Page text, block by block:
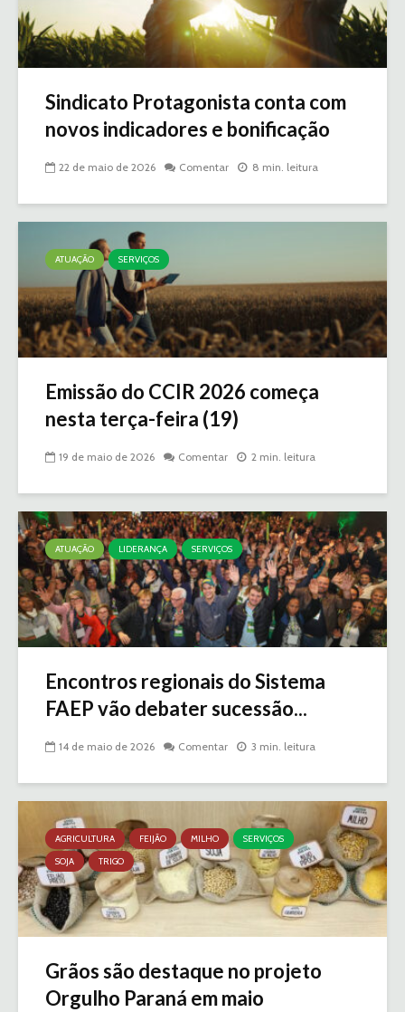
Sindicato Protagonista conta com
novos indicadores e bonificação
22 de maio de 2026 Comentar 8 min. leitura
ATUAÇÃO SERVIÇOS
Emissão do CCIR 2026 começa
nesta terça-feira (19)
19 de maio de 2026 Comentar 2 min. leitura
ATUAÇÃO LIDERANÇA SERVIÇOS
Encontros regionais do Sistema
FAEP vão debater sucessão...
14 de maio de 2026 Comentar 3 min. leitura
AGRICULTURA FEIJÃO MILHO
SERVIÇOS
SOJA
TRIGO
Grãos são destaque no projeto
Orgulho Paraná em maio